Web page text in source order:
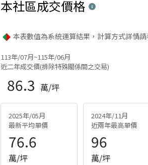
本社區成交價格
本表數值為系統運算結果，計算方式詳情
113年/07月~115年/06月
近二年成交價(排除特殊關係間之交易)
86.3 萬/坪
2025年/05月
最新平均單價
76.6
萬/坪
2024年/11月
近兩年最高單價
96
萬/坪